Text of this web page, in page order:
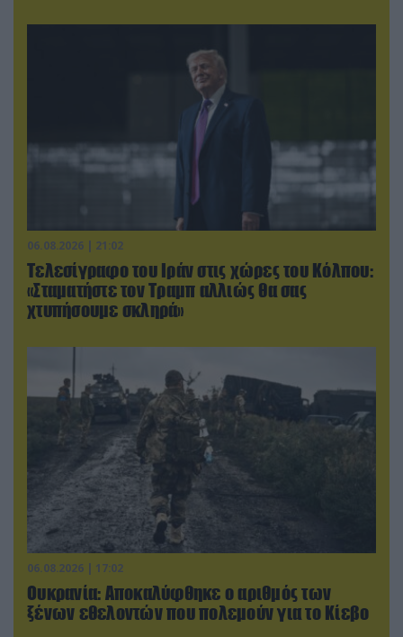
06.08.2026 | 21:02
Τελεσίγραφο του Ιράν στις χώρες του Κόλπου:
«Σταματήστε τον Τραμπ αλλιώς θα σας
χτυπήσουμε σκληρά»
06.08.2026 | 17:02
Ουκρανία: Αποκαλύφθηκε ο αριθμός των
ξένων εθελοντών που πολεμούν για το Κίεβο